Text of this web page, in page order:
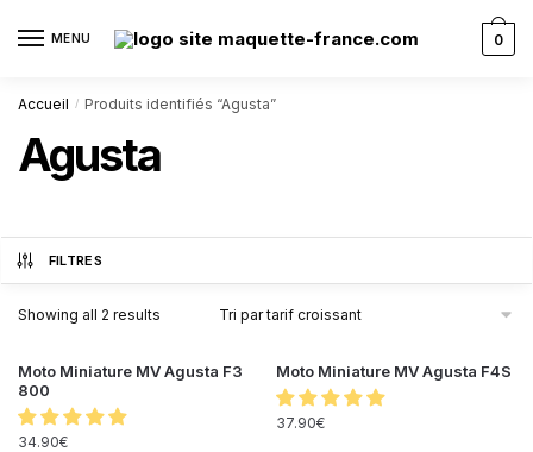
MENU 0
Accueil / Produits identifiés “Agusta”
Agusta
FILTRES
Showing all 2 results
Moto Miniature MV Agusta F3
800
34.90€
Moto Miniature MV Agusta F4S
37.90€